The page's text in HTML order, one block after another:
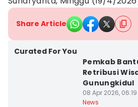
Share Article
Curated For You
Pemkab
Retribusi
Gunungkidul
08 Apr 2026, 06:19
News